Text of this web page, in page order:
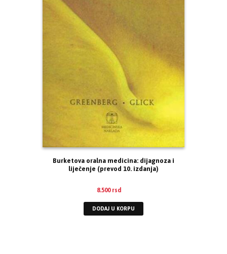
Burketova oralna medicina: dijagnoza i
liječenje (prevod 10. izdanja)
8.500 rsd
DODAJ U KORPU